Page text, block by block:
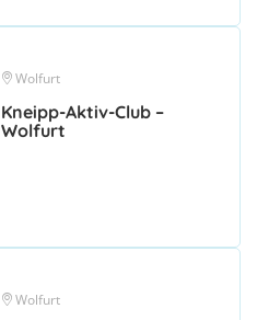
Wolfurt
Kneipp-Aktiv-Club –
Wolfurt
Wolfurt